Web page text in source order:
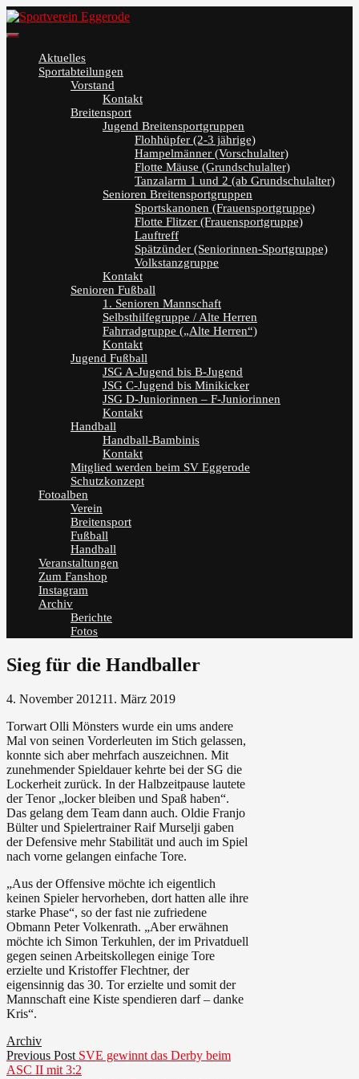
Skip
to
Aktuelles
Sportabteilungen
Vorstand
Kontakt
Breitensport
Jugend Breitensportgruppen
Flohhüpfer (2-3 jährige)
Hampelmänner (Vorschulalter)
Flotte Mäuse (Grundschulalter)
Tanzalarm 1 und 2 (ab Grundschulalter)
Senioren Breitensportgruppen
Sportskanonen (Frauensportgruppe)
Flotte Flitzer (Frauensportgruppe)
Lauftreff
Spätzünder (Seniorinnen-Sportgruppe)
Volkstanzgruppe
Kontakt
Senioren Fußball
1. Senioren Mannschaft
Selbsthilfegruppe / Alte Herren
Fahrradgruppe („Alte Herren“)
Kontakt
Jugend Fußball
JSG A-Jugend bis B-Jugend
JSG C-Jugend bis Minikicker
JSG D-Juniorinnen – F-Juniorinnen
Kontakt
Handball
Handball-Bambinis
Kontakt
Mitglied werden beim SV Eggerode
Schutzkonzept
Fotoalben
Verein
Breitensport
Fußball
Handball
Veranstaltungen
Zum Fanshop
Instagram
Archiv
Berichte
Fotos
Sieg für die Handballer
4. November 201211. März 2019
Torwart Olli Mönsters wurde ein ums andere
Mal von seinen Vorderleuten im Stich gelassen,
konnte sich aber mehrfach auszeichnen. Mit
zunehmender Spieldauer kehrte bei der SG die
Lockerheit zurück. In der Halbzeitpause lautete
der Tenor „locker bleiben und Spaß haben“.
Das gelang dem Team dann auch. Oldie Franjo
Bülter und Spielertrainer Raif Murselji gaben
der Defensive mehr Stabilität und auch im Spiel
nach vorne gelangen einfache Tore.
„Aus der Offensive möchte ich eigentlich
keinen Spieler hervorheben, dort hatten alle ihre
starke Phase“, so der fast nie zufriedene
Obmann Peter Volkenrath. „Aber erwähnen
möchte ich Simon Terkuhlen, der im Privatduell
gegen seinen Arbeitskollegen einige Tore
erzielte und Kristoffer Flechtner, der
eigensinnig das 30. Tor erzielte und somit der
Mannschaft eine Kiste spendieren darf – danke
Kris“.
Archiv
Beitragsnavigation
Previous Post Previous
post:
SVE gewinnt das Derby beim
ASC II mit 3:2